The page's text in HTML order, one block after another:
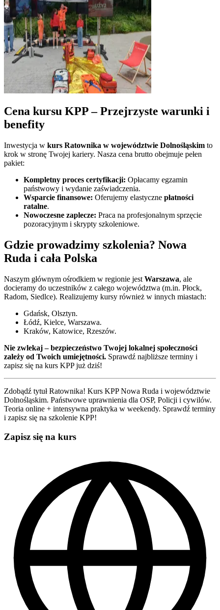
Cena kursu KPP – Przejrzyste warunki i
benefity
Inwestycja w kurs Ratownika w województwie Dolnośląskim to
krok w stronę Twojej kariery. Nasza cena brutto obejmuje pełen
pakiet:
Kompletny proces certyfikacji: Opłacamy egzamin
państwowy i wydanie zaświadczenia.
Wsparcie finansowe: Oferujemy elastyczne płatności
ratalne.
Nowoczesne zaplecze: Praca na profesjonalnym sprzęcie
pozoracyjnym i skrypty szkoleniowe.
Gdzie prowadzimy szkolenia? Nowa
Ruda i cała Polska
Naszym głównym ośrodkiem w regionie jest Warszawa, ale
docieramy do uczestników z całego województwa (m.in. Płock,
Radom, Siedlce). Realizujemy kursy również w innych miastach:
Gdańsk, Olsztyn.
Łódź, Kielce, Warszawa.
Kraków, Katowice, Rzeszów.
Nie zwlekaj – bezpieczeństwo Twojej lokalnej społeczności
zależy od Twoich umiejętności. Sprawdź najbliższe terminy i
zapisz się na kurs KPP już dziś!
Zdobądź tytuł Ratownika! Kurs KPPNowa Ruda i województwie
Dolnośląskim. Państwowe uprawnienia dla OSP, Policji i cywilów.
Teoria online + intensywna praktyka w weekendy. Sprawdź terminy
i zapisz się na szkolenie KPP!
Zapisz się na kurs